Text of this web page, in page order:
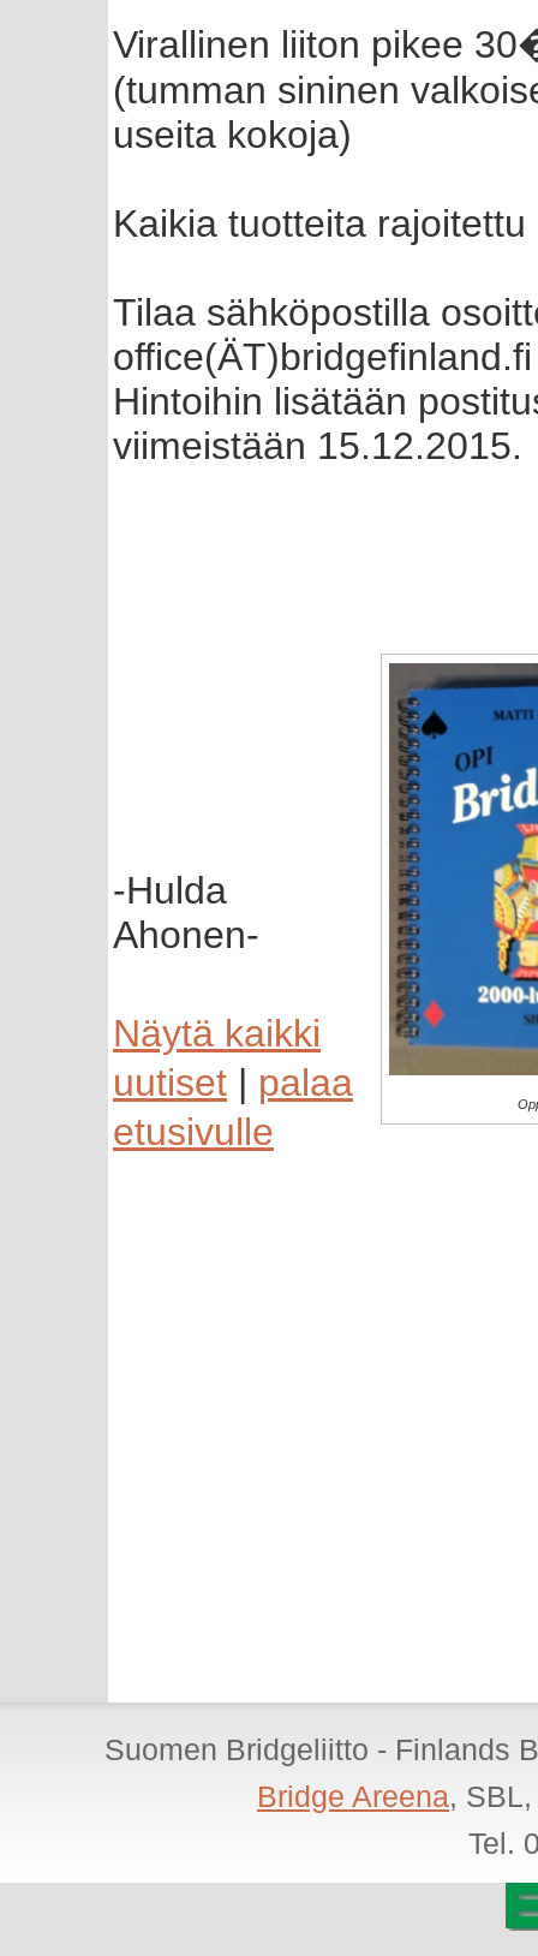
Virallinen liiton pikee
(tumman sininen
useita kokoja)
Kaikia tuotteita rajoitettu
Tilaa sähköpostilla
office(ÄT)bridgefinland.fi
Hintoihin lisätään
viimeistään 15.12.2015.
-Hulda
Ahonen-
Näytä kaikki
uutiset | palaa
etusivulle
Suomen Bridgeliitto - Finlands
Bridge Areena,
Tel.